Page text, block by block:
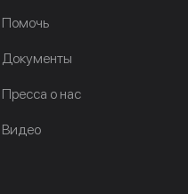
Помочь
Документы
Пресса о нас
Видео